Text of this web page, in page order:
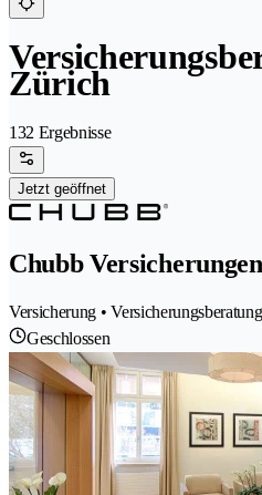
Zürich
132 Ergebnisse
Jetzt geöffnet
Chubb
Versicherung •
Geschlossen